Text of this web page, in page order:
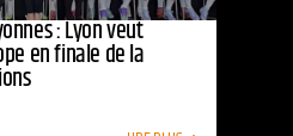
: Lyon veut
en finale de la